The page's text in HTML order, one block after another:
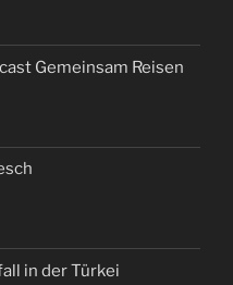
Gemeinsam Reisen
in der Türkei